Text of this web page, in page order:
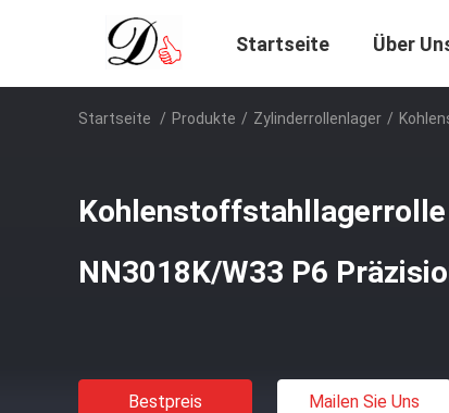
Startseite Über
Startseite / Produkte / Zylinderrollenlager /
NN3018K/W33 P6
Bestpreis Mailen Sie Uns